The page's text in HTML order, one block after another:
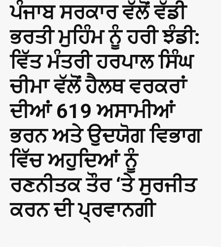
ਪੰਜਾਬ ਸਰਕਾਰ ਵੱਲੋਂ ਵੱਡੀ
ਭਰਤੀ ਮੁਹਿੰਮ ਨੂੰ ਹਰੀ ਝੰਡੀ:
ਵਿੱਤ ਮੰਤਰੀ ਹਰਪਾਲ ਸਿੰਘ
ਚੀਮਾ ਵੱਲੋਂ ਹੈਲਥ ਵਰਕਰਾਂ
ਦੀਆਂ 619 ਅਸਾਮੀਆਂ
ਭਰਨ ਅਤੇ ਉਦਯੋਗ ਵਿਭਾਗ
ਵਿੱਚ ਅਹੁਦਿਆਂ ਨੂੰ
ਰਣਨੀਤਕ ਤੌਰ ‘ਤੇ ਸੁਰਜੀਤ
ਕਰਨ ਦੀ ਪ੍ਰਵਾਨਗੀ